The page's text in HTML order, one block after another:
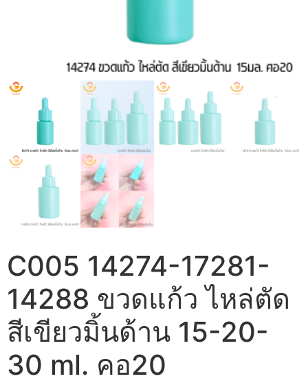
C005 14274-17281-
14288 ขวดแก้ว ไหล่ตัด
สีเขียวมิ้นด้าน 15-20-
30 ml. คอ20